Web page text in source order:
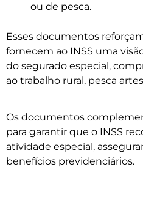
ou de pesca.
Esses documentos
fornecem ao INSS uma
do segurado especial,
ao trabalho rural, pesca
Os documentos
para garantir que o INSS
atividade especial,
benefícios previdenciários.